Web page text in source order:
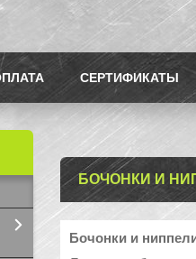
СЕРТИФИКАТЫ
БОЧОНКИ И
Бочонки и